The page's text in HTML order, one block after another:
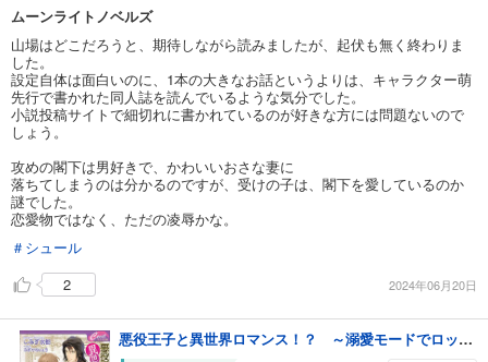
ムーンライトノベルズ
山場はどこだろうと、期待しながら読みましたが、起伏も無く終わりま
した。
設定自体は面白いのに、1本の大きなお話というよりは、キャラクター萌
先行で書かれた同人誌を読んでいるような気分でした。
小説投稿サイトで細切れに書かれているのが好きな方には問題ないので
しょう。
攻めの閣下は男好きで、かわいいおさな妻に
落ちてしまうのは分かるのですが、受けの子は、閣下を愛しているのか
謎でした。
恋愛物ではなく、ただの凌辱かな。
＃シュール
2
2024年06月20日
悪役王子と異世界ロマンス！？ ～溺愛モードでロックオンされています～